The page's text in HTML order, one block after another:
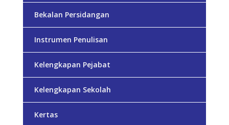
Bekalan Persidangan
Instrumen Penulisan
Kelengkapan Pejabat
Kelengkapan Sekolah
Kertas